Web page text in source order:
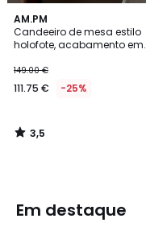
AM.PM
Candeeiro de mesa estilo
holofote, acabamento em
149.00 €
111.75 € -25%
3,5
/ 5
3,5
/
Em destaque